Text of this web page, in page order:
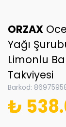
ORZAX
Yağı
Limonlu
Takviyesi
Barkod:
₺